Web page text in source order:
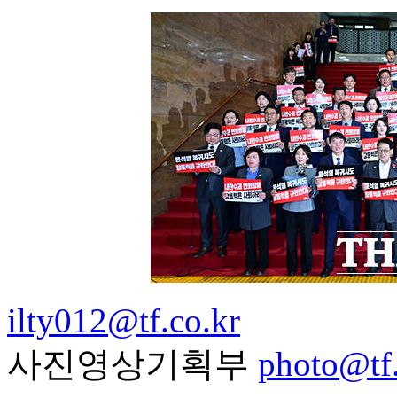
ilty012@tf.co.kr
사진영상기획부